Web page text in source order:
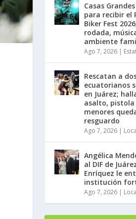
Casas
para recibir el
Biker Fest
rodada,
ambiente
Ago 7, 2026 |
Rescatan a
ecuatorianos
en Juárez;
asalto, pistola
menores
resguardo
Ago 7, 2026 |
Angélica
al DIF de
Enríquez le
institución
Ago 7, 2026 |